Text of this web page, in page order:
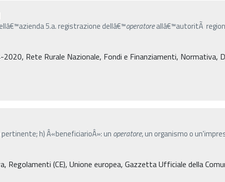
5.a. registrazione dellâ€™operatoreallâ€™autoritÃ
Rete Rurale Nazionale, Fondi e Finanziamenti, Normativa,
h) Â«beneficiarioÂ»: un operatore, un organismo o
Regolamenti (CE), Unione europea, Gazzetta Ufficiale della